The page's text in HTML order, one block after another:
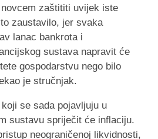
zaštititi uvijek iste
zaustavilo, jer svaka
lanac bankrota i
sustava napravit će
gospodarstvu nego bilo
je stručnjak.
se sada pojavljuju u
sustavu spriječit će inflaciju.
neograničenoj likvidnosti,